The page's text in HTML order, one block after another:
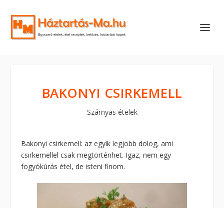
BAKONYI CSIRKEMELL
Szárnyas ételek
Bakonyi csirkemell: az egyik legjobb dolog, ami
csirkemellel csak megtörténhet. Igaz, nem egy
fogyókúrás étel, de isteni finom.